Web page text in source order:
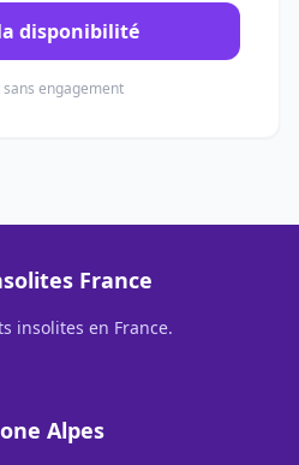
disponibilité
engagement
France
insolites en France.
Alpes